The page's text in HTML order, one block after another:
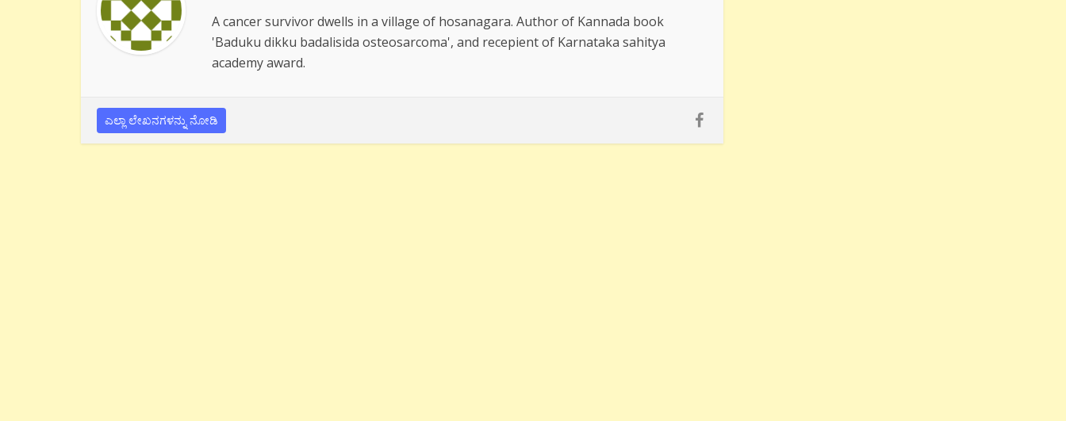
A cancer survivor dwells in a village of hosanagara. Author of Kannada book
'Baduku dikku badalisida osteosarcoma', and recepient of Karnataka sahitya
academy award.
ಎಲ್ಲಾ ಲೇಖನಗಳನ್ನು ನೋಡಿ